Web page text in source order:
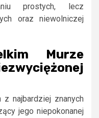
prostych, lecz
oraz niewolniczej
Murze
najbardziej znanych
jego niepokonanej